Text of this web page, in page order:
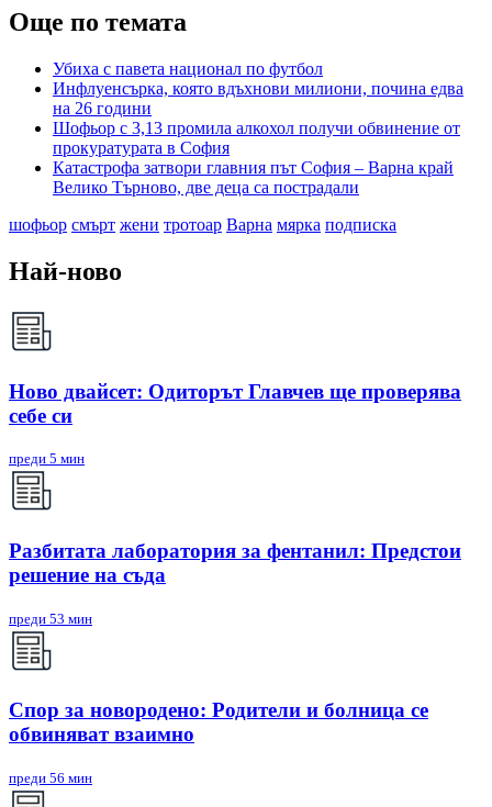
Още по темата
Убиха с павета национал по футбол
Инфлуенсърка, която вдъхнови милиони, почина едва
на 26 години
Шофьор с 3,13 промила алкохол получи обвинение от
прокуратурата в София
Катастрофа затвори главния път София – Варна край
Велико Търново, две деца са пострадали
шофьор смърт жени тротоар Варна мярка подписка
Най-ново
Ново двайсет: Одиторът Главчев ще проверява
себе си
преди 5 мин
Разбитата лаборатория за фентанил: Предстои
решение на съда
преди 53 мин
Спор за новородено: Родители и болница се
обвиняват взаимно
преди 56 мин